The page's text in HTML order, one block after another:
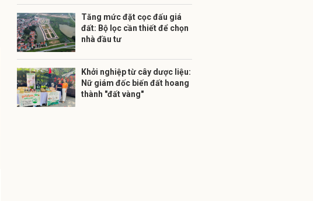
Tăng mức đặt cọc đấu giá
đất: Bộ lọc cần thiết để chọn
nhà đầu tư
Khởi nghiệp từ cây dược liệu:
Nữ giám đốc biến đất hoang
thành "đất vàng"